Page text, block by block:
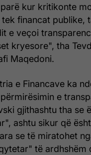
kur kritikonte
financat publike,
e veçoi
kryesore", tha
Maqedoni.
e Financave ka
e
gjithashtu tha se
ashtu sikur që
se të miratohet
të ardhshëm